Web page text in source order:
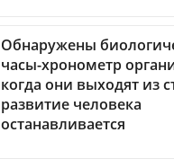
Обнаружены
часы-хронометр
когда они выходят из
развитие человека
останавливается